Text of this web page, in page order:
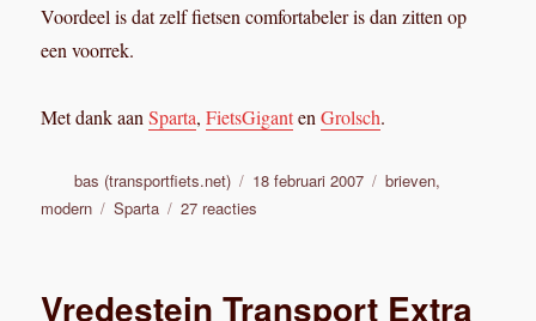
Voordeel is dat zelf fietsen comfortabeler is dan zitten op
een voorrek.
Met dank aanSparta,FietsGigantenGrolsch.
Auteur
bas (transportfiets.net)
Geplaatst
op
18 februari 2007 Categorieën
brieven,
modern
Tags
Sparta 27 reacties
Sparta
Vredestein Transport Extra